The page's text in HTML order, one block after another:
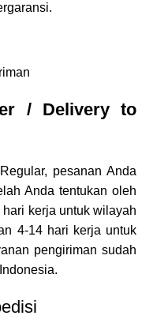
/ Delivery to
pesanan Anda
Anda tentukan oleh
kerja untuk wilayah
4-14 hari kerja untuk
pengiriman sudah